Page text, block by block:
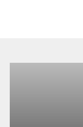
RAL 9005